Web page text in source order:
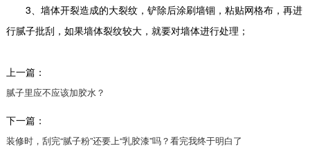
3、墙体开裂造成的大裂纹，铲除后涂刷墙锢，粘贴网格布，再进
行腻子批刮，如果墙体裂纹较大，就要对墙体进行处理；
上一篇：
腻子里应不应该加胶水？
下一篇：
装修时，刮完“腻子粉”还要上“乳胶漆”吗？看完我终于明白了